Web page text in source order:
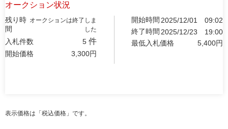
オークション状況
残り時
間
オークションは終了しま
した
入札件数 5 件
開始価格 3,300円
開始時間 2025/12/01
09:02
終了時間 2025/12/23
19:00
最低入札価格
5,400円
表示価格は「税込価格」です。